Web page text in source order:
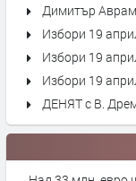
Димитър
Избори 19
Избори 19
Избори 19
ДЕНЯТ с В.